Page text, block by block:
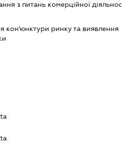
з питань комерційної
кон'юнктури ринку та виявлення